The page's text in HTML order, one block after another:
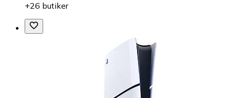
+26 butiker